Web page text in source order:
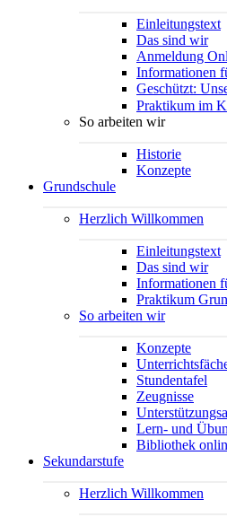
Einleitungstext
Das sind wir
Anmeldung
Informationen
Geschützt:
Praktikum im
So arbeiten wir
Historie
Konzepte
Grundschule
Herzlich Willkommen
Einleitungstext
Das sind wir
Informationen
Praktikum
So arbeiten wir
Konzepte
Stundentafel
Zeugnisse
Lern- und
Bibliothek
Sekundarstufe
Herzlich Willkommen